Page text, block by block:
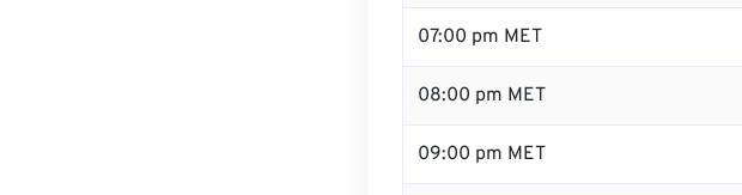
07:00 pm MET
08:00 pm MET
09:00 pm MET